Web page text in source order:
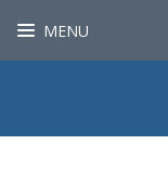
MENU